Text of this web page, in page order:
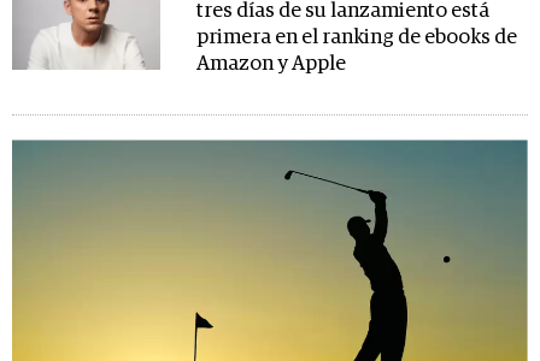
tres días de su lanzamiento está
primera en el ranking de ebooks de
Amazon y Apple